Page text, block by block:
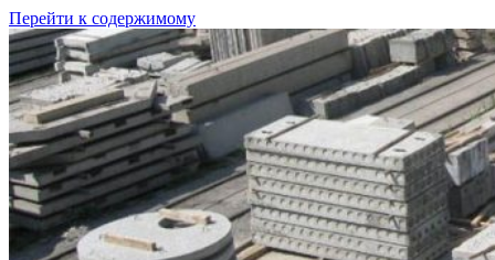
Перейти к содержимому